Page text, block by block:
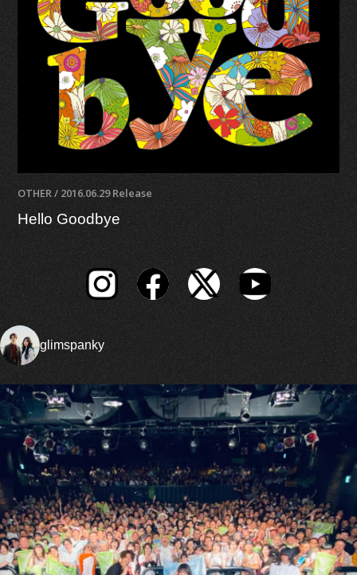
OTHER / 2016.06.29 Release
Hello Goodbye
glimspanky